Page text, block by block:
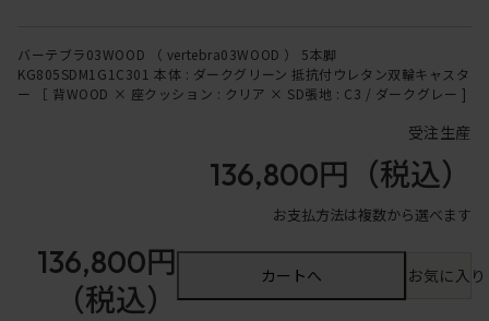
バーテブラ03WOOD （ vertebra03WOOD ） 5本脚
KG805SDM1G1C301 本体 : ダークグリーン 抵抗付ウレタン双輪キャスタ
ー ［ 背WOOD × 座クッション : クリア × SD張地 : C3 / ダークグレー ]
受注生産
136,800円 （税込）
お支払方法は複数から選べます
136,800円
（税込）
カートへ お気に入